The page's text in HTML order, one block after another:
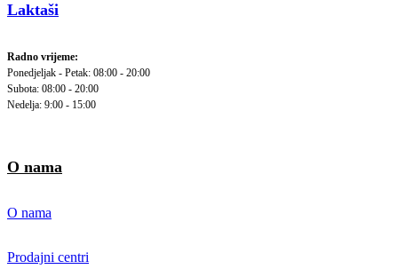
Laktaši
Radno vrijeme:
Ponedjeljak - Petak: 08:00 - 20:00
Subota: 08:00 - 20:00
Nedelja: 9:00 - 15:00
O nama
O nama
Prodajni centri